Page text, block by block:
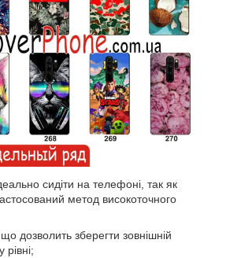
сидіти на телефоні, так як
метод високоточного
дозволить зберегти зовнішній